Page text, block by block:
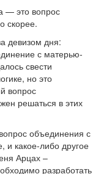
— это вопрос
скорее.
девизом дня:
с матерью-
свести
но это
вопрос
решаться в этих
объединения с
и какое-либо другое
Арцах –
разработать